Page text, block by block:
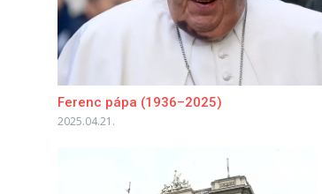
Ferenc pápa (1936–2025)​
2025.04.21.